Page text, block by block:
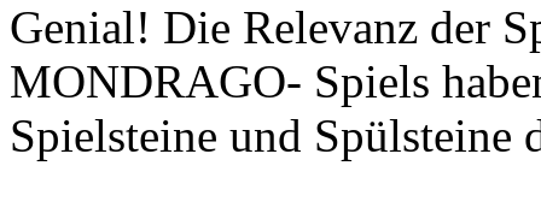
Genial! Die Relevanz der
MONDRAGO- Spiels
Spielsteine und Spülsteine